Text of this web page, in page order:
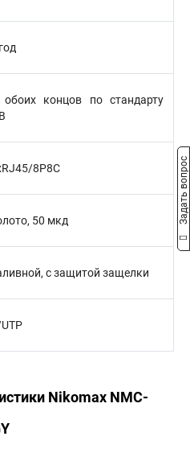
концов по стандарту
8P8C
50 мкд
с защитой защелки
Nikomax NMC-
Задать вопрос